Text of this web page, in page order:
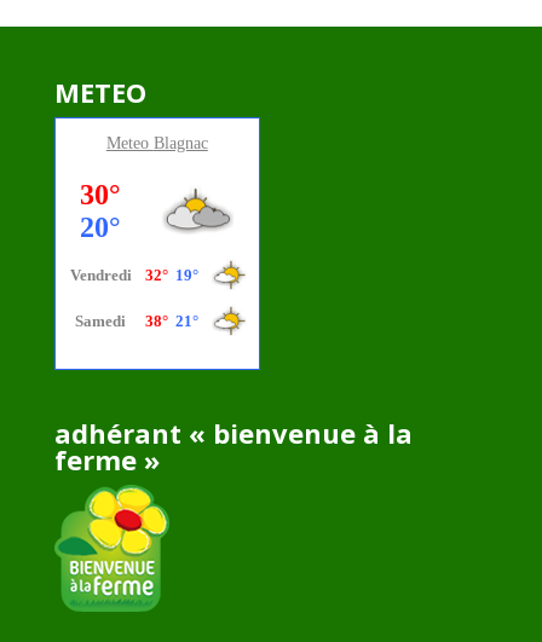
METEO
Meteo Blagnac
adhérant « bienvenue à la
ferme »